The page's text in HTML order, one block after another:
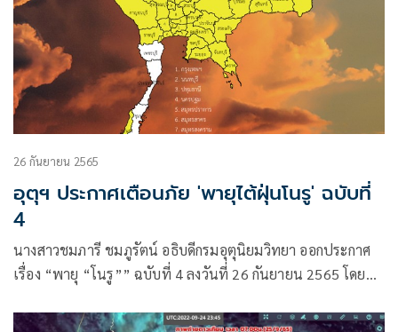
26 กันยายน 2565
อุตุฯ ประกาศเตือนภัย 'พายุไต้ฝุ่นโนรู' ฉบับที่
4
นางสาวชมภารี ชมภูรัตน์ อธิบดีกรมอุตุนิยมวิทยา ออกประกาศ
เรื่อง “พายุ “โนรู”” ฉบับที่ 4 ลงวันที่ 26 กันยายน 2565 โดยมี